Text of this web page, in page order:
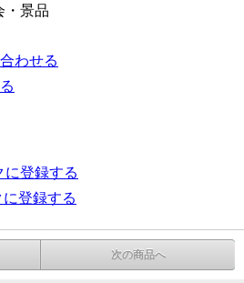
・景品
わせる
に登録する
登録する
次の商品へ